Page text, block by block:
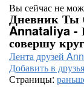
Вы сейчас не
Дневник Ты
Annataliya -
совершу
Лента друзей
Добавить в друзья
Страницы: